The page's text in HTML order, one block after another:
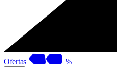
Ofertas %